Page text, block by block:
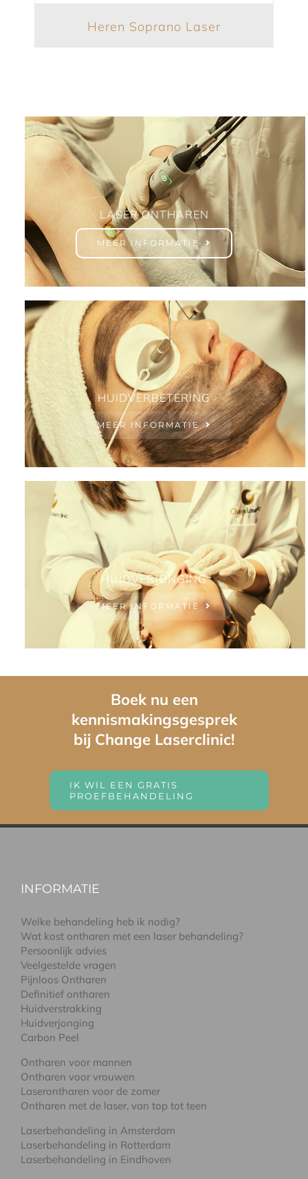
Heren Soprano Laser
LASER ONTHAREN
MEER INFORMATIE
HUIDVERBETERING
MEER INFORMATIE
HUIDVERJONGING
MEER INFORMATIE
Boek nu een
kennismakingsgesprek
bij Change Laserclinic!
IK WIL EEN GRATIS
PROEFBEHANDELING
INFORMATIE
Welke behandeling heb ik nodig?
Wat kost ontharen met een laser behandeling?
Persoonlijk advies
Veelgestelde vragen
Pijnloos Ontharen
Definitief ontharen
Huidverstrakking
Huidverjonging
Carbon Peel
Ontharen voor mannen
Ontharen voor vrouwen
Laserontharen voor de zomer
Ontharen met de laser, van top tot teen
Laserbehandeling in Amsterdam
Laserbehandeling in Rotterdam
Laserbehandeling in Eindhoven